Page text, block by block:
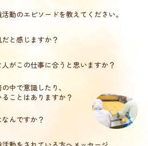
動のエピソードを教えてください。
だと感じますか？
人がこの仕事に合うと思いますか？
中で意識したり、
ことはありますか？
んですか？